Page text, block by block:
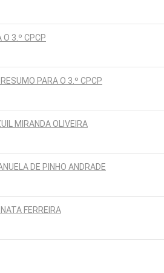
O 3.º CPCP
PARA O 3.º CPCP
MIRANDA OLIVEIRA
DE PINHO ANDRADE
FERREIRA